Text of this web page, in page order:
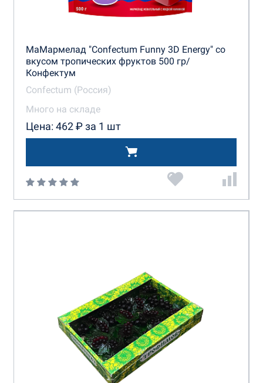
МаМармелад "Confectum Funny 3D Energy" со
вкусом тропических фруктов 500 гр/
Конфектум
Confectum (Россия)
Много на складе
Цена: 462 ₽ за 1 шт